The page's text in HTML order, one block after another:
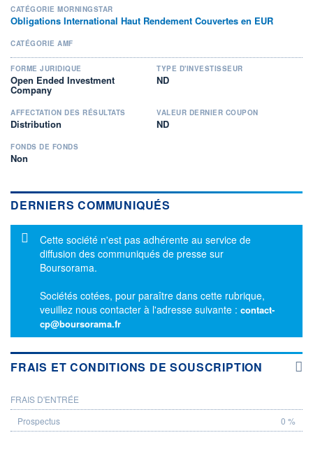
CATÉGORIE MORNINGSTAR
Obligations International Haut Rendement Couvertes en EUR
CATÉGORIE AMF
FORME JURIDIQUE
Open Ended Investment
Company
TYPE D'INVESTISSEUR
ND
AFFECTATION DES RÉSULTATS
Distribution
VALEUR DERNIER COUPON
ND
FONDS DE FONDS
Non
DERNIERS COMMUNIQUÉS
Message d'information
Cette société n'est pas adhérente au service de
diffusion des communiqués de presse sur
Boursorama.
Sociétés cotées, pour paraître dans cette rubrique,
veuillez nous contacter à l'adresse suivante : contact-
cp@boursorama.fr
FRAIS ET CONDITIONS DE SOUSCRIPTION
PROSPECTUS
FRAIS D'ENTRÉE
0 %